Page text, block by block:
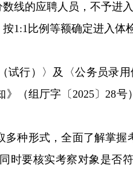
线的应聘人员，不予进
1:1比例等额确定进入体
行）〉及〈公务员录
（组厅字〔2025〕28
种形式，全面了解掌
时要核实考察对象是否